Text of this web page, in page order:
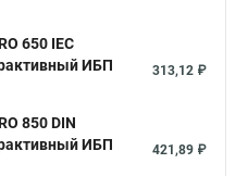
650 IEC
ИБП
313,12 ₽
850 DIN
ИБП
421,89 ₽